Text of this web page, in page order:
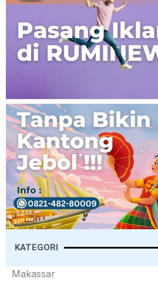
KATEGORI
Makassar